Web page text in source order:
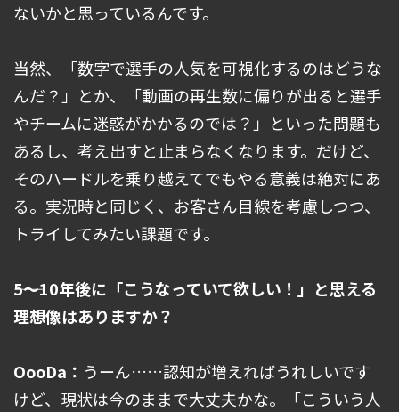
ないかと思っているんです。
当然、「数字で選手の人気を可視化するのはどうな
んだ？」とか、「動画の再生数に偏りが出ると選手
やチームに迷惑がかかるのでは？」といった問題も
あるし、考え出すと止まらなくなります。だけど、
そのハードルを乗り越えてでもやる意義は絶対にあ
る。実況時と同じく、お客さん目線を考慮しつつ、
トライしてみたい課題です。
――5～10年後に「こうなっていて欲しい！」と思える
理想像はありますか？
OooDa： うーん……認知が増えればうれしいです
けど、現状は今のままで大丈夫かな。「こういう人